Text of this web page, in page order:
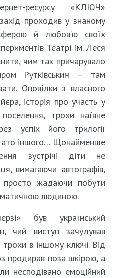
ресурсу «КЛЮЧ»
проходив у знаному
й любов’ю своїх
Театрі ім. Леся
чим так причарувало
Рутківським – там
Оповідки з власного
історія про участь у
поселення, трохи наївне
успіх його трилогії
іншого… Щонайменше
зустрічі діти не
вимагаючи автографів,
просто жадаючи побути
людиною.
був український
чий виступ зачудував
в іншому ключі. Від
продирав поза шкірою, а
несподівано емоційний